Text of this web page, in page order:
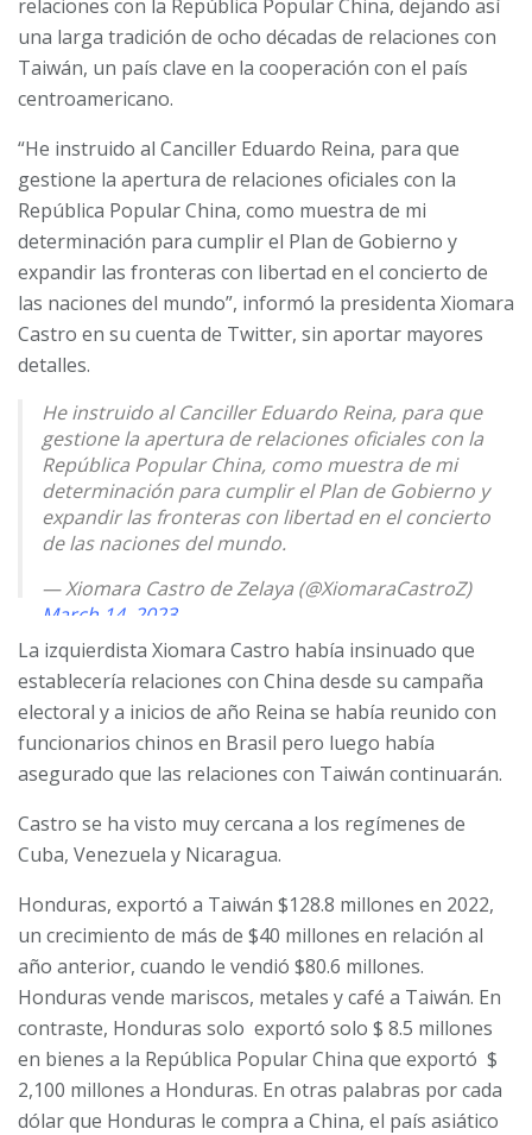
relaciones con la República Popular China, dejando así
una larga tradición de ocho décadas de relaciones con
Taiwán, un país clave en la cooperación con el país
centroamericano.
“He instruido al Canciller Eduardo Reina, para que
gestione la apertura de relaciones oficiales con la
República Popular China, como muestra de mi
determinación para cumplir el Plan de Gobierno y
expandir las fronteras con libertad en el concierto de
las naciones del mundo”, informó la presidenta Xiomara
Castro en su cuenta de Twitter, sin aportar mayores
detalles.
He instruido al Canciller Eduardo Reina, para que
gestione la apertura de relaciones oficiales con la
República Popular China, como muestra de mi
determinación para cumplir el Plan de Gobierno y
expandir las fronteras con libertad en el concierto
de las naciones del mundo.
— Xiomara Castro de Zelaya (@XiomaraCastroZ)
March 14, 2023
La izquierdista Xiomara Castro había insinuado que
establecería relaciones con China desde su campaña
electoral y a inicios de año Reina se había reunido con
funcionarios chinos en Brasil pero luego había
asegurado que las relaciones con Taiwán continuarán.
Castro se ha visto muy cercana a los regímenes de
Cuba, Venezuela y Nicaragua.
Honduras, exportó a Taiwán $128.8 millones en 2022,
un crecimiento de más de $40 millones en relación al
año anterior, cuando le vendió $80.6 millones.
Honduras vende mariscos, metales y café a Taiwán. En
contraste, Honduras solo exportó solo $ 8.5 millones
en bienes a la República Popular China que exportó $
2,100 millones a Honduras. En otras palabras por cada
dólar que Honduras le compra a China, el país asiático